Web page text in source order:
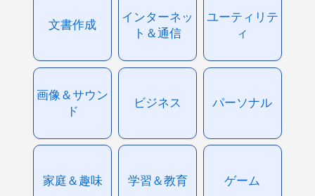
文書作成
インターネッ
ト＆通信
ユーティリテ
ィ
画像＆サウン
ド
ビジネス パーソナル
家庭＆趣味 学習＆教育 ゲーム